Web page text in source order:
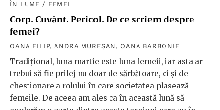
ÎN LUME / FEMEI
Corp. Cuvânt. Pericol. De ce scriem despre
femei?
OANA FILIP, ANDRA MUREȘAN , OANA BARBONIE
Tradițional, luna martie este luna femeii, iar asta ar
trebui să fie prilej nu doar de sărbătoare, ci și de
chestionare a rolului în care societatea plasează
femeile. De aceea am ales ca în această lună să